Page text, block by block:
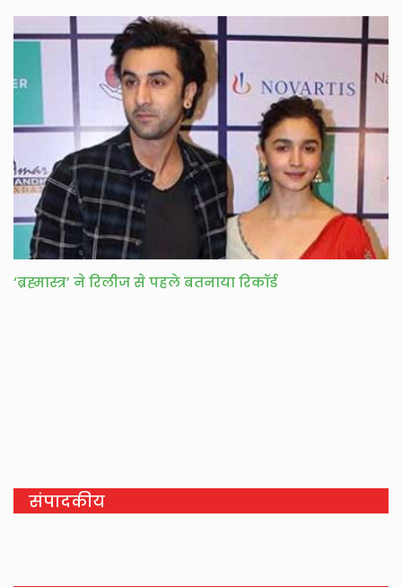
‘ब्रह्मास्त्र’ ने रिलीज से पहले बतनाया रिकॉर्ड
संपादकीय